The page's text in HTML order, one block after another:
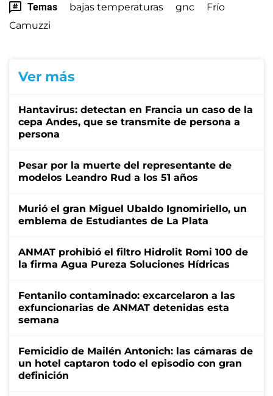
Temas bajas temperaturas gnc
Frío
Camuzzi
Ver más
Hantavirus: detectan en Francia un caso de la
cepa Andes, que se transmite de persona a
persona
Pesar por la muerte del representante de
modelos Leandro Rud a los 51 años
Murió el gran Miguel Ubaldo Ignomiriello, un
emblema de Estudiantes de La Plata
ANMAT prohibió el filtro Hidrolit Romi 100 de
la firma Agua Pureza Soluciones Hídricas
Fentanilo contaminado: excarcelaron a las
exfuncionarias de ANMAT detenidas esta
semana
Femicidio de Mailén Antonich: las cámaras de
un hotel captaron todo el episodio con gran
definición